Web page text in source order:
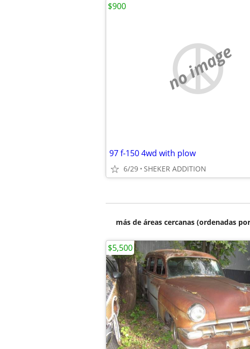
no image
97 f-150 4wd with plow
6/29 SHEKER ADDITION
$900
más de áreas cercanas (ordenadas
$5,500